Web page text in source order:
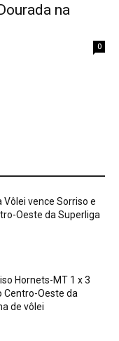
na
0
Vôlei vence Sorriso e
Oeste da Superliga
Hornets-MT 1 x 3
Centro-Oeste da
de vôlei